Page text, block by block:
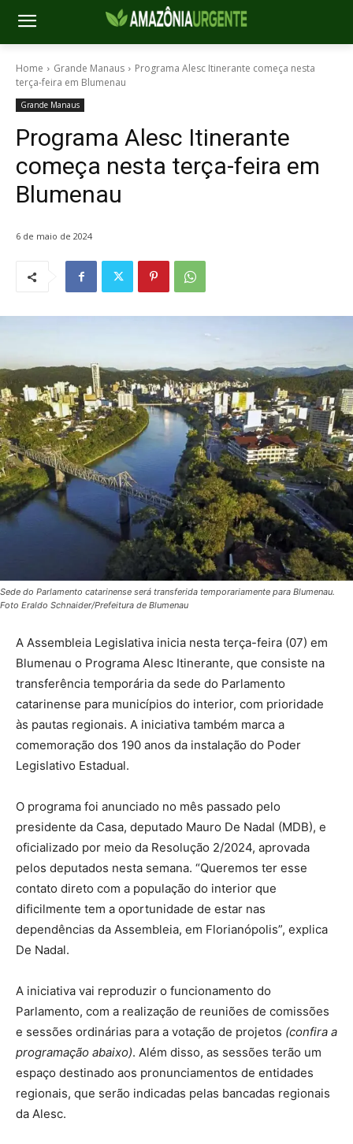
Home Grande Manaus
Programa Alesc Itinerante começa nesta
terça-feira em Blumenau
Grande Manaus
Programa Alesc Itinerante
começa nesta terça-feira em
Blumenau
6 de maio de 2024
Sede do Parlamento catarinense será transferida temporariamente para Blumenau.
Foto Eraldo Schnaider/Prefeitura de Blumenau
A Assembleia Legislativa inicia nesta terça-feira (07) em
Blumenau o Programa Alesc Itinerante, que consiste na
transferência temporária da sede do Parlamento
catarinense para municípios do interior, com prioridade
às pautas regionais. A iniciativa também marca a
comemoração dos 190 anos da instalação do Poder
Legislativo Estadual.
O programa foi anunciado no mês passado pelo
presidente da Casa, deputado Mauro De Nadal (MDB), e
oficializado por meio da Resolução 2/2024, aprovada
pelos deputados nesta semana. “Queremos ter esse
contato direto com a população do interior que
dificilmente tem a oportunidade de estar nas
dependências da Assembleia, em Florianópolis”, explica
De Nadal.
A iniciativa vai reproduzir o funcionamento do
Parlamento, com a realização de reuniões de comissões
e sessões ordinárias para a votação de projetos (confira a
programação abaixo). Além disso, as sessões terão um
espaço destinado aos pronunciamentos de entidades
regionais, que serão indicadas pelas bancadas regionais
da Alesc.